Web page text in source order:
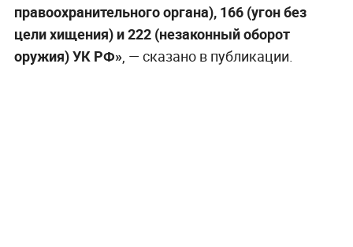
правоохранительного органа), 166 (угон без
цели хищения) и 222 (незаконный оборот
оружия) УК РФ», — сказано в публикации.